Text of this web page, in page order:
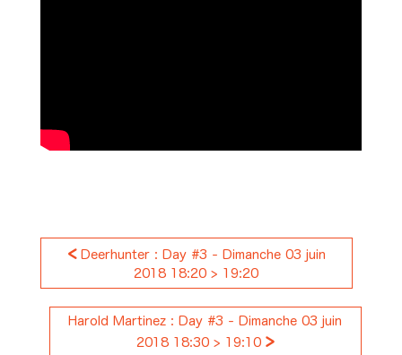
<Deerhunter : Day #3 - Dimanche 03 juin
2018 18:20 > 19:20
Harold Martinez : Day #3 - Dimanche 03 juin
2018 18:30 > 19:10 >